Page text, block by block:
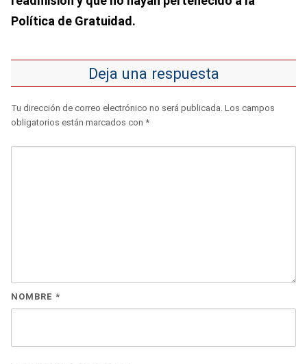
Política de Gratuidad.
Deja una respuesta
Tu dirección de correo electrónico no será publicada. Los campos
obligatorios están marcados con *
NOMBRE *